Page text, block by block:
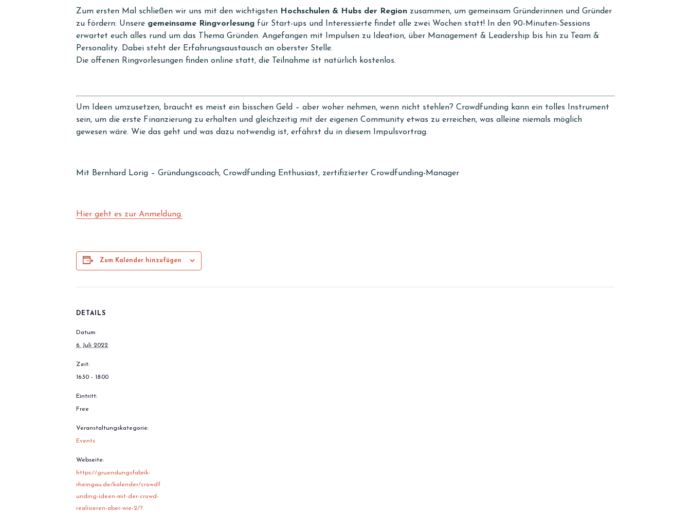
Zum ersten Mal schließen wir uns mit den wichtigsten Hochschulen & Hubs der Region zusammen, um gemeinsam Gründerinnen und Gründer
zu fördern: Unsere gemeinsame Ringvorlesung für Start-ups und Interessierte findet alle zwei Wochen statt! In den 90-Minuten-Sessions
erwartet euch alles rund um das Thema Gründen. Angefangen mit Impulsen zu Ideation, über Management & Leadership bis hin zu Team &
Personality. Dabei steht der Erfahrungsaustausch an oberster Stelle.
Die offenen Ringvorlesungen finden online statt, die Teilnahme ist natürlich kostenlos.
Um Ideen umzusetzen, braucht es meist ein bisschen Geld – aber woher nehmen, wenn nicht stehlen? Crowdfunding kann ein tolles Instrument
sein, um die erste Finanzierung zu erhalten und gleichzeitig mit der eigenen Community etwas zu erreichen, was alleine niemals möglich
gewesen wäre. Wie das geht und was dazu notwendig ist, erfährst du in diesem Impulsvortrag.
Mit Bernhard Lorig – Gründungscoach, Crowdfunding Enthusiast, zertifizierter Crowdfunding-Manager
Hier geht es zur Anmeldung.
Zum Kalender hinzufügen
DETAILS
Datum:
6. Juli 2022
Zeit:
16:30 - 18:00
Eintritt:
Free
Veranstaltungskategorie:
Events
Webseite:
https://gruendungsfabrik-
rheingau.de/kalender/crowdf
unding-ideen-mit-der-crowd-
realisieren-aber-wie-2/?